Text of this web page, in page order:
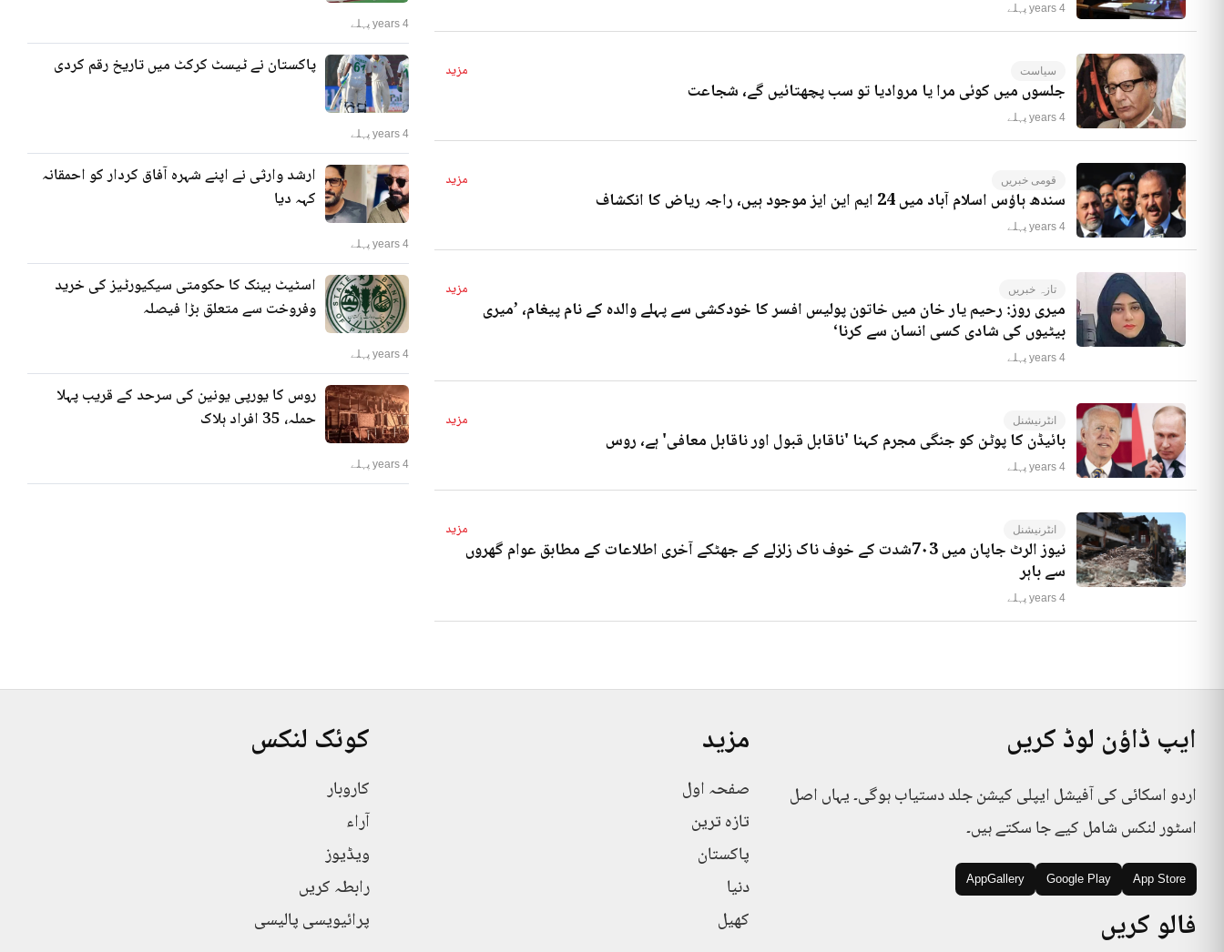
4 years پہلے
سیاست مزید
جلسوں میں کوئی مرا یا مروادیا تو سب پچھتائیں گے، شجاعت
4 years پہلے
قومی خبریں مزید
سندھ ہاؤس اسلام آباد میں 24 ایم این ایز موجود ہیں، راجہ ریاض کا انکشاف
4 years پہلے
تازہ خبریں مزید
میری روز: رحیم یار خان میں خاتون پولیس افسر کا خودکشی سے پہلے والدہ کے نام پیغام، ’میری
بیٹیوں کی شادی کسی انسان سے کرنا‘
4 years پہلے
انٹرنیشنل مزید
بائیڈن کا پوٹن کو جنگی مجرم کہنا 'ناقابل قبول اور ناقابل معافی' ہے، روس
4 years پہلے
انٹرنیشنل مزید
نیوز الرٹ جاپان میں 7۰3شدت کے خوف ناک زلزلے کے جھٹکے آخری اطلاعات کے مطابق عوام گھروں
سے باہر
4 years پہلے
4 years پہلے
پاکستان نے ٹیسٹ کرکٹ میں تاریخ رقم کردی
4 years پہلے
ارشد وارثی نے اپنے شہرہ آفاق کردار کو احمقانہ
کہہ دیا
4 years پہلے
اسٹیٹ بینک کا حکومتی سیکیورٹیز کی خرید
وفروخت سے متعلق بڑا فیصلہ
4 years پہلے
روس کا یورپی یونین کی سرحد کے قریب پہلا
حملہ، 35 افراد ہلاک
4 years پہلے
ایپ ڈاؤن لوڈ کریں
اردو اسکائی کی آفیشل ایپلی کیشن جلد دستیاب ہوگی۔ یہاں اصل
اسٹور لنکس شامل کیے جا سکتے ہیں۔
App Store
Google Play
AppGallery
فالو کریں
مزید
صفحہ اول
تازہ ترین
پاکستان
دنیا
کھیل
کوئک لنکس
کاروبار
آراء
ویڈیوز
رابطہ کریں
پرائیویسی پالیسی